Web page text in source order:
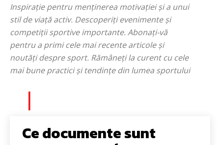
Inspirație pentru menținerea motivației și a unui
stil de viață activ. Descoperiți evenimente și
competiții sportive importante. Abonați-vă
pentru a primi cele mai recente articole și
noutăți despre sport. Rămâneți la curent cu cele
mai bune practici și tendințe din lumea sportului
Ce documente sunt